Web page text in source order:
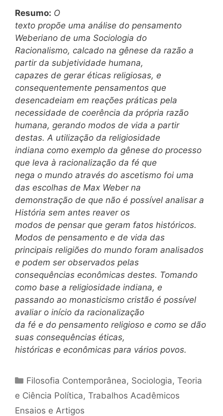
Resumo: O
texto propõe uma análise do pensamento
Weberiano de uma Sociologia do
Racionalismo, calcado na gênese da razão a
partir da subjetividade humana,
capazes de gerar éticas religiosas, e
consequentemente pensamentos que
desencadeiam em reações práticas pela
necessidade de coerência da própria razão
humana, gerando modos de vida a partir
destas. A utilização da religiosidade
indiana como exemplo da gênese do processo
que leva à racionalização da fé que
nega o mundo através do ascetismo foi uma
das escolhas de Max Weber na
demonstração de que não é possível analisar a
História sem antes reaver os
modos de pensar que geram fatos históricos.
Modos de pensamento e de vida das
principais religiões do mundo foram analisados
e podem ser observados pelas
consequências econômicas destes. Tomando
como base a religiosidade indiana, e
passando ao monasticismo cristão é possível
avaliar o início da racionalização
da fé e do pensamento religioso e como se dão
suas consequências éticas,
históricas e econômicas para vários povos.
Categorias
Filosofia Contemporânea, Sociologia,Teoria
e Ciência Política, Trabalhos Acadêmicos
Ensaios e Artigos